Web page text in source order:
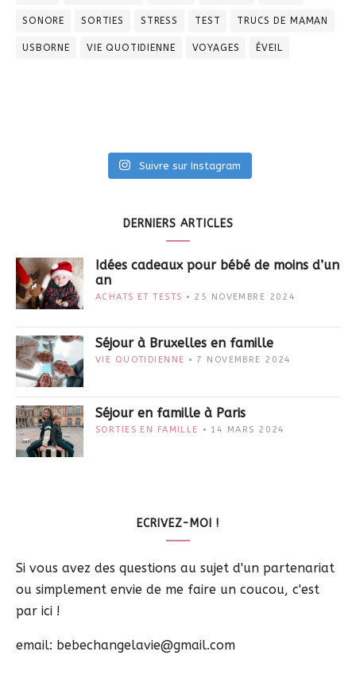
SONORE SORTIES STRESS TEST TRUCS DE MAMAN
USBORNE VIE QUOTIDIENNE VOYAGES ÉVEIL
Suivre sur Instagram
DERNIERS ARTICLES
Idées cadeaux pour bébé de moins d’un
an
ACHATS ET TESTS 25 NOVEMBRE 2024
Séjour à Bruxelles en famille
VIE QUOTIDIENNE 7 NOVEMBRE 2024
Séjour en famille à Paris
SORTIES EN FAMILLE 14 MARS 2024
ECRIVEZ-MOI !
Si vous avez des questions au sujet d'un partenariat
ou simplement envie de me faire un coucou, c'est
par ici !
email: bebechangelavie@gmail.com